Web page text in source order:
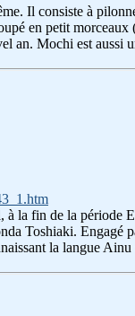
Il consiste à
en petit
an. Mochi est aussi
fin de la période
Toshiaki. Engagé
la langue